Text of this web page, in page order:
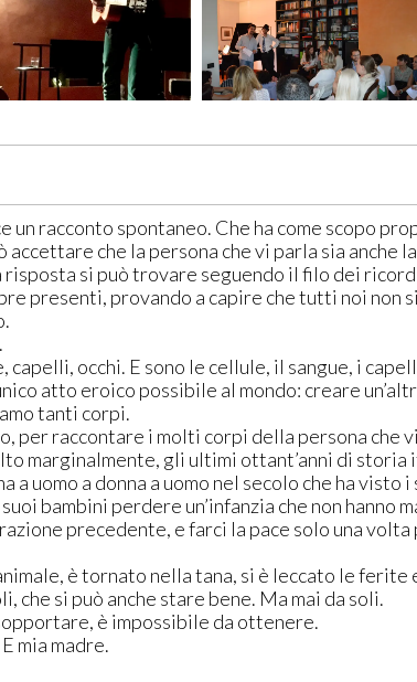
un racconto spontaneo. Che ha come scopo
che la persona che vi parla sia anche
risposta si può trovare seguendo il filo dei
presenti, provando a capire che tutti noi non
capelli, occhi. E sono le cellule, il sangue, i
atto eroico possibile al mondo: creare
tanti corpi.
per raccontare i molti corpi della persona che
marginalmente, gli ultimi ottant’anni di storia
a uomo a donna a uomo nel secolo che ha visto
bambini perdere un’infanzia che non hanno
precedente, e farci la pace solo una
è tornato nella tana, si è leccato le
che si può anche stare bene. Ma mai da soli.
è impossibile da ottenere.
mia madre.